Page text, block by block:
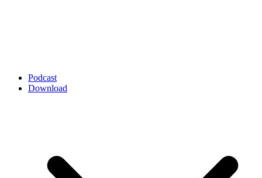
Podcast
Download